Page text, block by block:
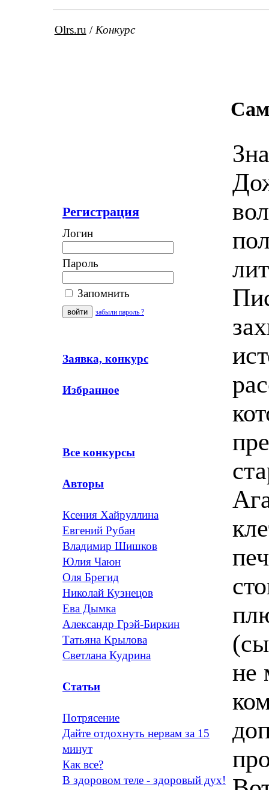
Olrs.ru / Конкурс
Регистрация
Логин
Пароль
Запомнить
забыли пароль ?
Заявка, конкурс
Избранное
Все конкурсы
Авторы
Ксения Хайруллина
Евгений Рубан
Владимир Шишков
Юлия Чаюн
Оля Брегид
Николай Кузнецов
Ева Дымка
Александр Грэй-Биркин
Татьяна Крылова
Светлана Кудрина
Статьи
Потрясение
Дайте отдохнуть нервам за 15
минут
Как все?
В здоровом теле - здоровый дух!
не